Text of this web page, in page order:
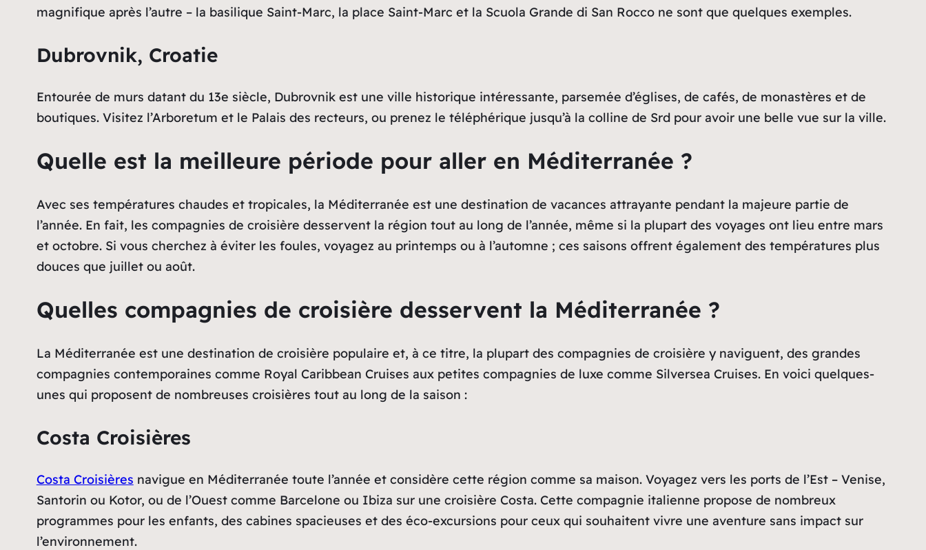
magnifique après l’autre – la basilique Saint-Marc, la place Saint-Marc et la Scuola Grande di San Rocco ne sont que quelques exemples.
Dubrovnik, Croatie
Entourée de murs datant du 13e siècle, Dubrovnik est une ville historique intéressante, parsemée d’églises, de cafés, de monastères et de
boutiques. Visitez l’Arboretum et le Palais des recteurs, ou prenez le téléphérique jusqu’à la colline de Srd pour avoir une belle vue sur la ville.
Quelle est la meilleure période pour aller en Méditerranée ?
Avec ses températures chaudes et tropicales, la Méditerranée est une destination de vacances attrayante pendant la majeure partie de
l’année. En fait, les compagnies de croisière desservent la région tout au long de l’année, même si la plupart des voyages ont lieu entre mars
et octobre. Si vous cherchez à éviter les foules, voyagez au printemps ou à l’automne ; ces saisons offrent également des températures plus
douces que juillet ou août.
Quelles compagnies de croisière desservent la Méditerranée ?
La Méditerranée est une destination de croisière populaire et, à ce titre, la plupart des compagnies de croisière y naviguent, des grandes
compagnies contemporaines comme Royal Caribbean Cruises aux petites compagnies de luxe comme Silversea Cruises. En voici quelques-
unes qui proposent de nombreuses croisières tout au long de la saison :
Costa Croisières
Costa Croisières navigue en Méditerranée toute l’année et considère cette région comme sa maison. Voyagez vers les ports de l’Est – Venise,
Santorin ou Kotor, ou de l’Ouest comme Barcelone ou Ibiza sur une croisière Costa. Cette compagnie italienne propose de nombreux
programmes pour les enfants, des cabines spacieuses et des éco-excursions pour ceux qui souhaitent vivre une aventure sans impact sur
l’environnement.